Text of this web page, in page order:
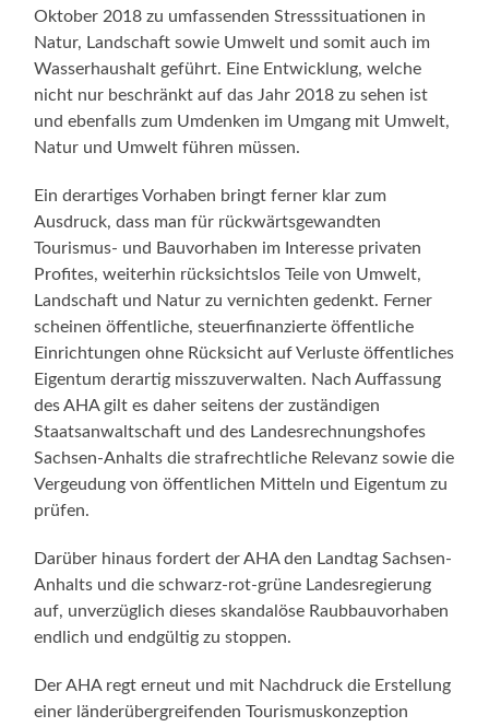
Oktober 2018 zu umfassenden Stresssituationen in
Natur, Landschaft sowie Umwelt und somit auch im
Wasserhaushalt geführt. Eine Entwicklung, welche
nicht nur beschränkt auf das Jahr 2018 zu sehen ist
und ebenfalls zum Umdenken im Umgang mit Umwelt,
Natur und Umwelt führen müssen.
Ein derartiges Vorhaben bringt ferner klar zum
Ausdruck, dass man für rückwärtsgewandten
Tourismus- und Bauvorhaben im Interesse privaten
Profites, weiterhin rücksichtslos Teile von Umwelt,
Landschaft und Natur zu vernichten gedenkt. Ferner
scheinen öffentliche, steuerfinanzierte öffentliche
Einrichtungen ohne Rücksicht auf Verluste öffentliches
Eigentum derartig misszuverwalten. Nach Auffassung
des AHA gilt es daher seitens der zuständigen
Staatsanwaltschaft und des Landesrechnungshofes
Sachsen-Anhalts die strafrechtliche Relevanz sowie die
Vergeudung von öffentlichen Mitteln und Eigentum zu
prüfen.
Darüber hinaus fordert der AHA den Landtag Sachsen-
Anhalts und die schwarz-rot-grüne Landesregierung
auf, unverzüglich dieses skandalöse Raubbauvorhaben
endlich und endgültig zu stoppen.
Der AHA regt erneut und mit Nachdruck die Erstellung
einer länderübergreifenden Tourismuskonzeption